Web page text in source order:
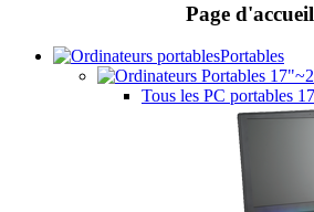
Page d'accueil
Portables
Tous les PC portables